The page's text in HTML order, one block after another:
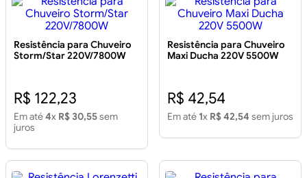
Resistência para Chuveiro
Storm/Star 220V/7800W
R$ 122,23
Em até4x R$ 30,55sem
juros
Resistência para Chuveiro
Maxi Ducha 220V 5500W
R$ 42,54
Em até 1x R$ 42,54 sem juros